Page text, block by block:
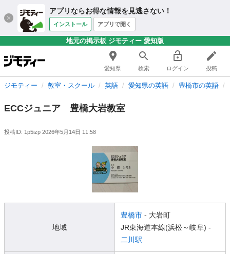
アプリならお得な情報を見逃さない！
インストール アプリで開く
地元の掲示板 ジモティー 愛知版
愛知県 検索 ログイン 投稿
ジモティー 教室・スクール 英語 愛知県の英語 豊橋市の英語
ECCジュニア 豊橋大岩教室
投稿ID: 1p5izp 2026年5月14日 11:58
地域
豊橋市 - 大岩町
JR東海道本線(浜松～岐阜) -
二川駅